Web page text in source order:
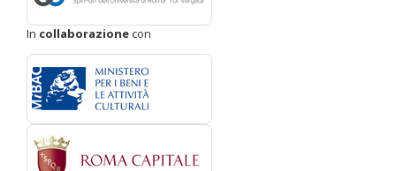
In collaborazionecon